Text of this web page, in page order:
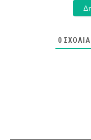
0 ΣΧΌΛΙΑ